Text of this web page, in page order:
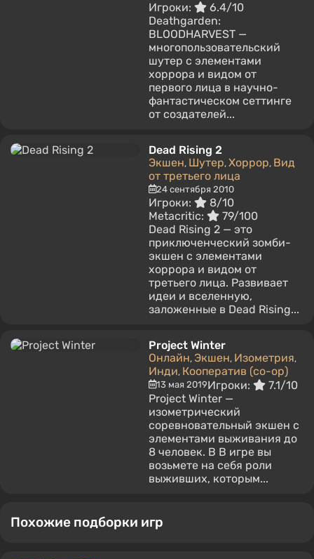
Игроки:
6.4/10
Deathgarden:
BLOODHARVEST —
многопользовательский
шутер с элементами
хоррора и видом от
первого лица в научно-
фантастическом сеттинге
от создателей...
Dead Rising 2
Экшен, Шутер, Хоррор, Вид
от третьего лица
24 сентября 2010
Игроки:
8/10
Metacritic:
79/100
Dead Rising 2 — это
приключенческий зомби-
экшен с элементами
хоррора и видом от
третьего лица. Развивает
идеи и вселенную,
заложенные в Dead Rising...
Project Winter
Онлайн, Экшен, Изометрия,
Инди, Кооператив (co-op)
13 мая 2019Игроки:
7.1/10
Project Winter —
изометрический
соревновательный экшен с
элементами выживания до
8 человек. В В игре вы
возьмете на себя роли
выживших, которым...
Похожие подборки игр